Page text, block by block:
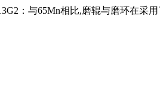
：与65Mn相比,磨辊与磨环在采用